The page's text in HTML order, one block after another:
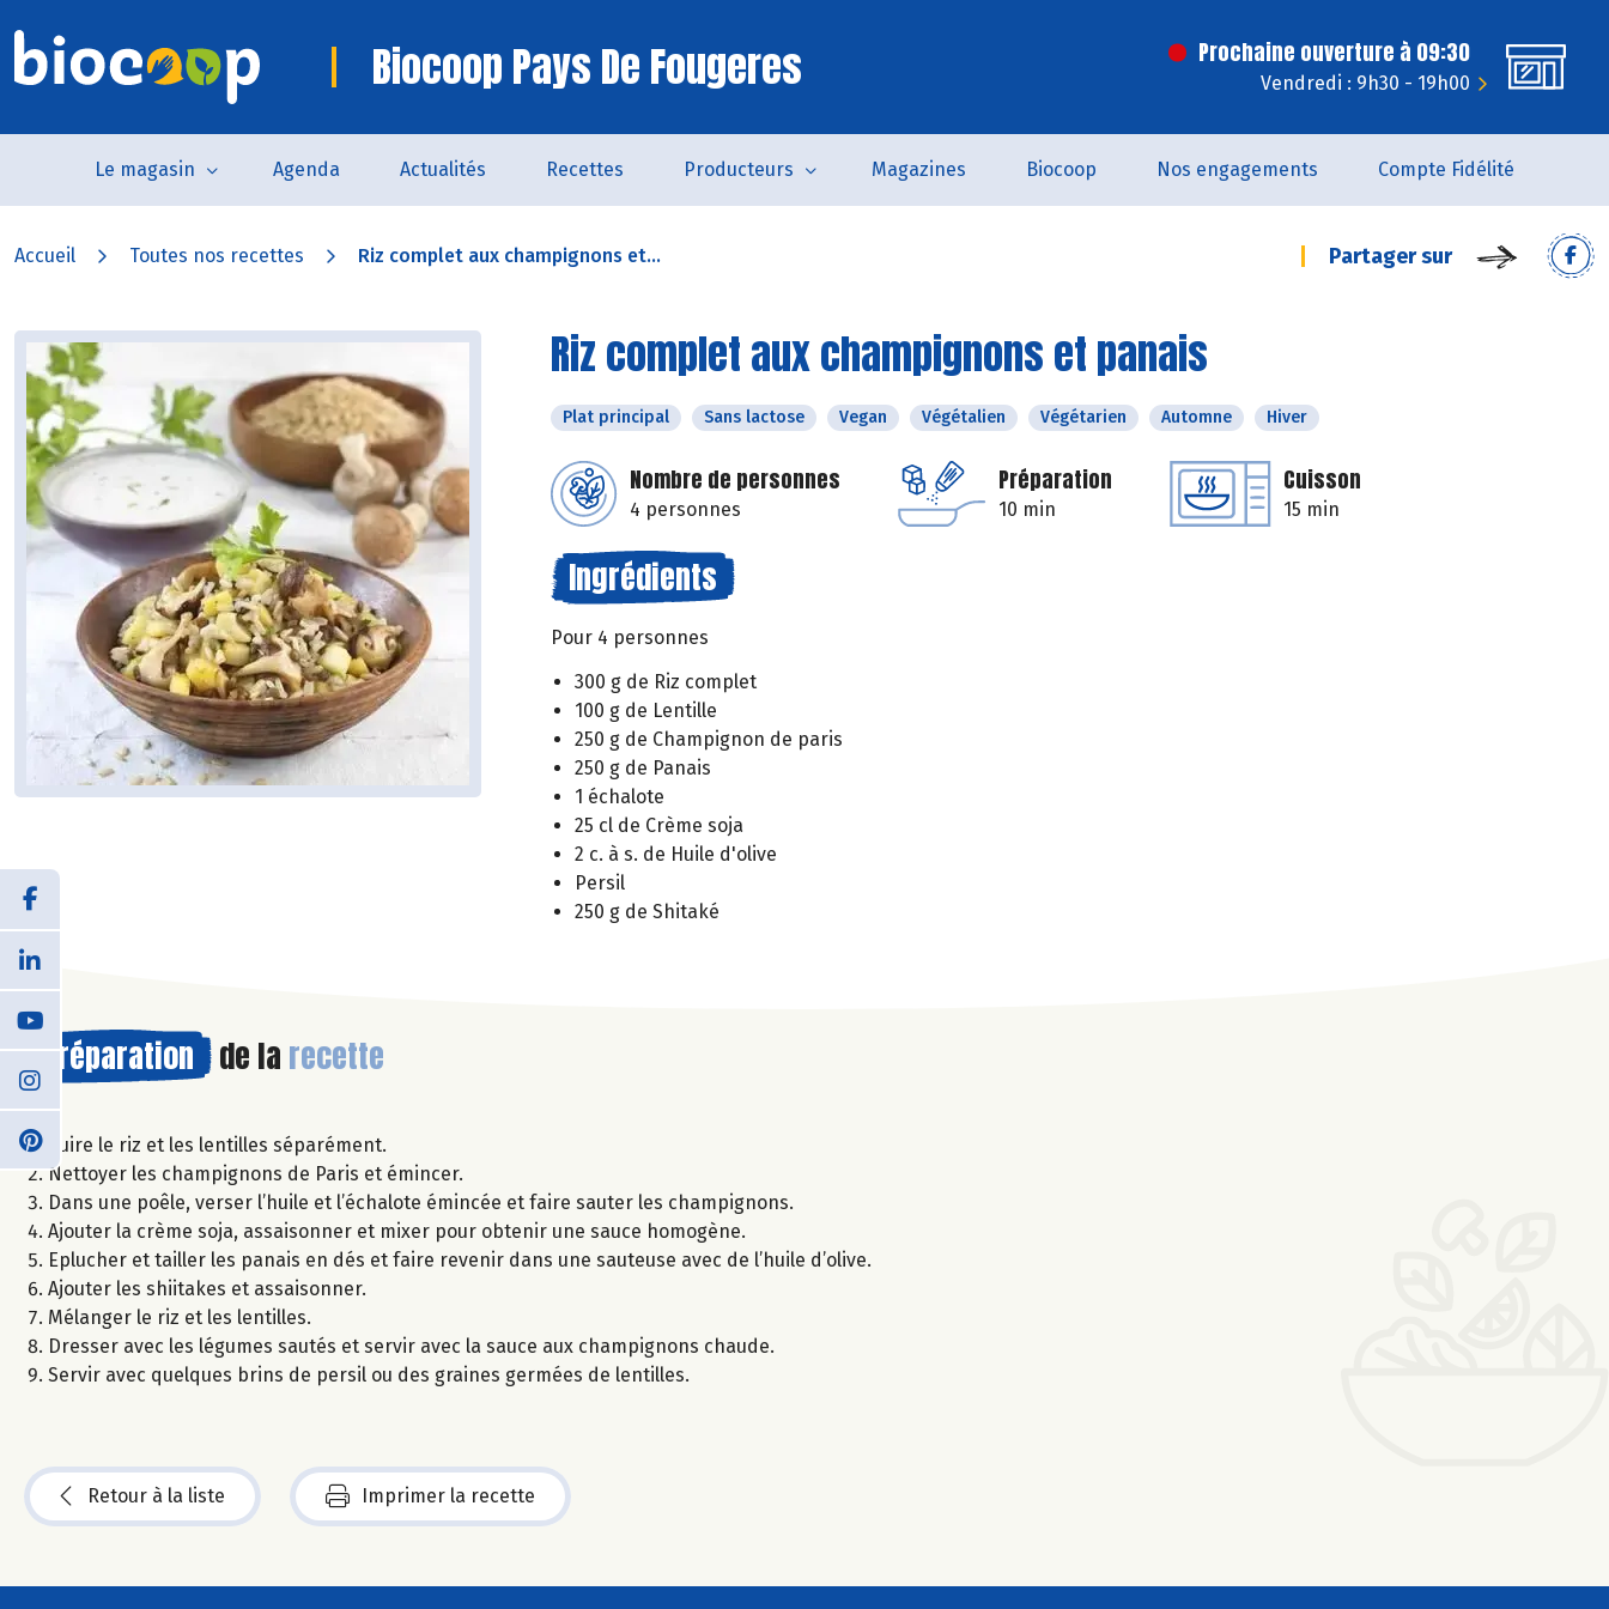
Biocoop Pays De Fougeres Prochaine ouverture à 09:30
Vendredi : 9h30 - 19h00
Le magasin Agenda Actualités Recettes Producteurs Magazines Biocoop Nos engagements Compte Fidélité
Accueil Toutes nos recettes Riz complet aux champignons et... Partager sur
Riz complet aux champignons et panais
Plat principal Sans lactose Vegan Végétalien Végétarien Automne Hiver
Nombre de personnes
4 personnes
Préparation
10 min
Cuisson
15 min
Ingrédients
Pour 4 personnes
300 g de Riz complet
100 g de Lentille
250 g de Champignon de paris
250 g de Panais
1 échalote
25 cl de Crème soja
2 c. à s. de Huile d'olive
Persil
250 g de Shitaké
Préparation de la recette
Cuire le riz et les lentilles séparément.
Nettoyer les champignons de Paris et émincer.
Dans une poêle, verser l’huile et l’échalote émincée et faire sauter les champignons.
Ajouter la crème soja, assaisonner et mixer pour obtenir une sauce homogène.
Eplucher et tailler les panais en dés et faire revenir dans une sauteuse avec de l’huile d’olive.
Ajouter les shiitakes et assaisonner.
Mélanger le riz et les lentilles.
Dresser avec les légumes sautés et servir avec la sauce aux champignons chaude.
Servir avec quelques brins de persil ou des graines germées de lentilles.
Retour à la liste Imprimer la recette